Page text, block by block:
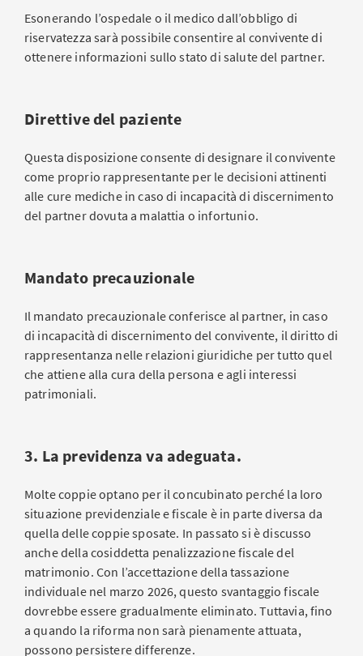
Esonerando l’ospedale o il medico dall’obbligo di
riservatezza sarà possibile consentire al convivente di
ottenere informazioni sullo stato di salute del partner.
Direttive del paziente
Questa disposizione consente di designare il convivente
come proprio rappresentante per le decisioni attinenti
alle cure mediche in caso di incapacità di discernimento
del partner dovuta a malattia o infortunio.
Mandato precauzionale
Il mandato precauzionale conferisce al partner, in caso
di incapacità di discernimento del convivente, il diritto di
rappresentanza nelle relazioni giuridiche per tutto quel
che attiene alla cura della persona e agli interessi
patrimoniali.
3. La previdenza va adeguata.
Molte coppie optano per il concubinato perché la loro
situazione previdenziale e fiscale è in parte diversa da
quella delle coppie sposate. In passato si è discusso
anche della cosiddetta penalizzazione fiscale del
matrimonio. Con l’accettazione della tassazione
individuale nel marzo 2026, questo svantaggio fiscale
dovrebbe essere gradualmente eliminato. Tuttavia, fino
a quando la riforma non sarà pienamente attuata,
possono persistere differenze.